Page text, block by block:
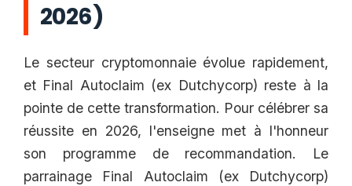
2026)
Le secteur cryptomonnaie évolue rapidement,
et Final Autoclaim (ex Dutchycorp) reste à la
pointe de cette transformation. Pour célébrer sa
réussite en 2026, l'enseigne met à l'honneur
son programme de recommandation. Le
parrainage Final Autoclaim (ex Dutchycorp)